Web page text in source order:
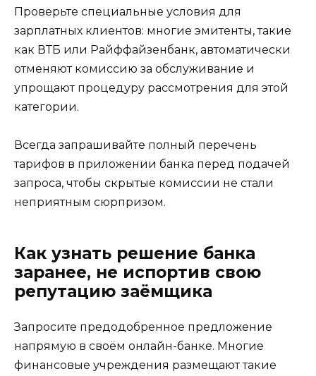
Проверьте специальные условия для
зарплатных клиентов: многие эмитенты, такие
как ВТБ или Райффайзенбанк, автоматически
отменяют комиссию за обслуживание и
упрощают процедуру рассмотрения для этой
категории.
Всегда запрашивайте полный перечень
тарифов в приложении банка перед подачей
запроса, чтобы скрытые комиссии не стали
неприятным сюрпризом.
Как узнать решение банка
заранее, не испортив свою
репутацию заёмщика
Запросите предодобренное предложение
напрямую в своём онлайн-банке. Многие
финансовые учреждения размещают такие